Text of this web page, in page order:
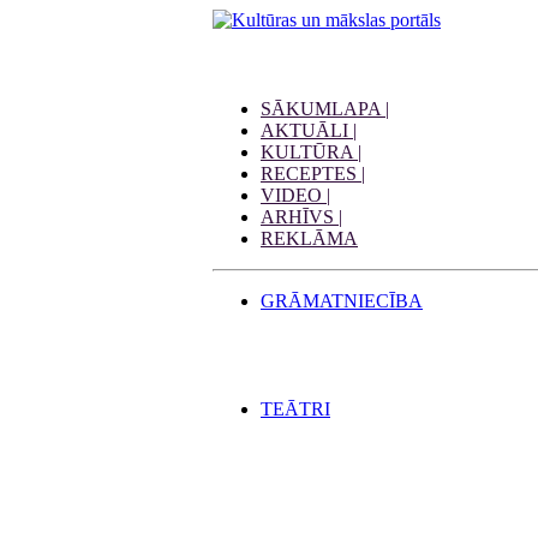
SĀKUMLAPA |
AKTUĀLI |
KULTŪRA |
RECEPTES |
VIDEO |
ARHĪVS |
REKLĀMA
GRĀMATNIECĪBA
TEĀTRI